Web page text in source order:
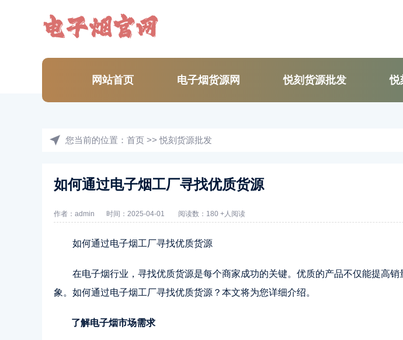
网站首页 电子烟货源网 悦刻货源批发 悦
您当前的位置： 首页 >> 悦刻货源批发
如何通过电子烟工厂寻找优质货源
作者：admin 时间：2025-04-01 阅读数：180 +人阅读
如何通过电子烟工厂寻找优质货源
在电子烟行业，寻找优质货源是每个商家成功的关键。优质的产品不仅能提高
象。如何通过电子烟工厂寻找优质货源？本文将为您详细介绍。
了解电子烟市场需求